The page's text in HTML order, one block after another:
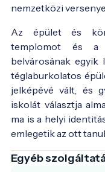
nemzetközi
Az épület és
templomot és a
belvárosának egyik
téglaburkolatos
jelképévé vált, és
iskolát választja
ma is a helyi
emlegetik az ott
Az iskola régi
Egyéb